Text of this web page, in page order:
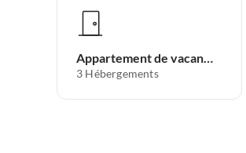
Appartement de vacances
3 Hébergements